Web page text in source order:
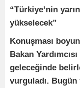
“Türkiye’nin
yükselecek”
Konuşması
Bakan
geleceğinde
vurguladı.